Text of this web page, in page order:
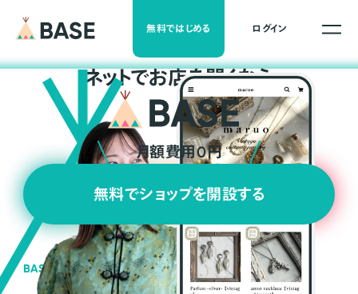
無料ではじめる ログイン
ネットでお店を開くなら
月額費用0円
無料でショップを開設する
BASEの強み